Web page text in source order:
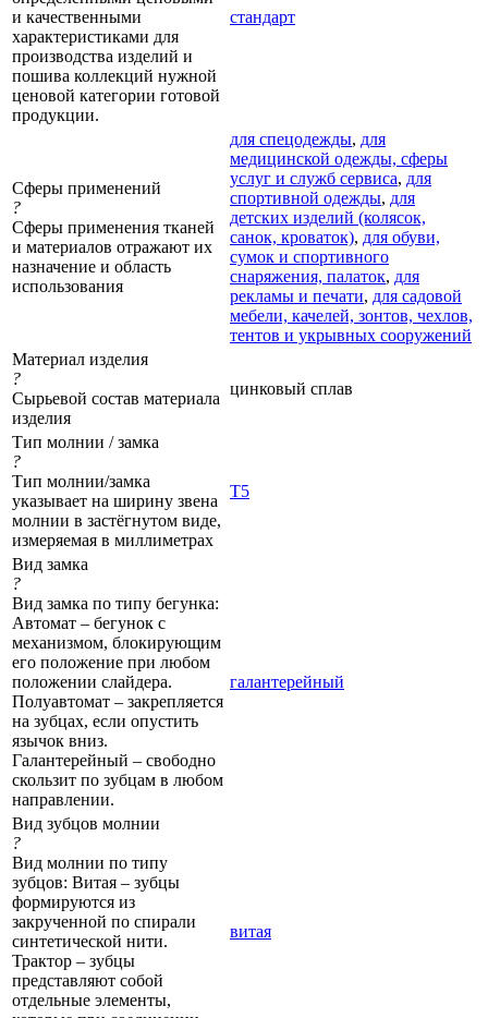
и качественными
характеристиками для
производства изделий и
пошива коллекций нужной
ценовой категории готовой
продукции.
стандарт
Сферы применений
?
Сферы применения тканей
и материалов отражают их
назначение и область
использования
для спецодежды, для
медицинской одежды, сферы
услуг и служб сервиса, для
спортивной одежды, для
детских изделий (колясок,
санок, кроваток), для обуви,
сумок и спортивного
снаряжения, палаток, для
рекламы и печати, для садовой
мебели, качелей, зонтов, чехлов,
тентов и укрывных сооружений
Материал изделия
?
Сырьевой состав материала
изделия
цинковый сплав
Тип молнии / замка
?
Тип молнии/замка
указывает на ширину звена
молнии в застёгнутом виде,
измеряемая в миллиметрах
Т5
Вид замка
?
Вид замка по типу бегунка:
Автомат – бегунок с
механизмом, блокирующим
его положение при любом
положении слайдера.
Полуавтомат – закрепляется
на зубцах, если опустить
язычок вниз.
Галантерейный – свободно
скользит по зубцам в любом
направлении.
галантерейный
Вид зубцов молнии
?
Вид молнии по типу
зубцов: Витая – зубцы
формируются из
закрученной по спирали
синтетической нити.
Трактор – зубцы
представляют собой
отдельные элементы,
витая